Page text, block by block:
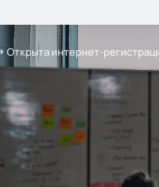
Открыта интернет-